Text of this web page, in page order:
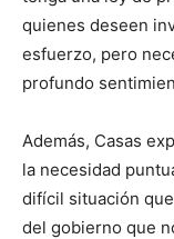
quienes deseen
esfuerzo, pero
profundo
Además, Casas
la necesidad
difícil situación
del gobierno que